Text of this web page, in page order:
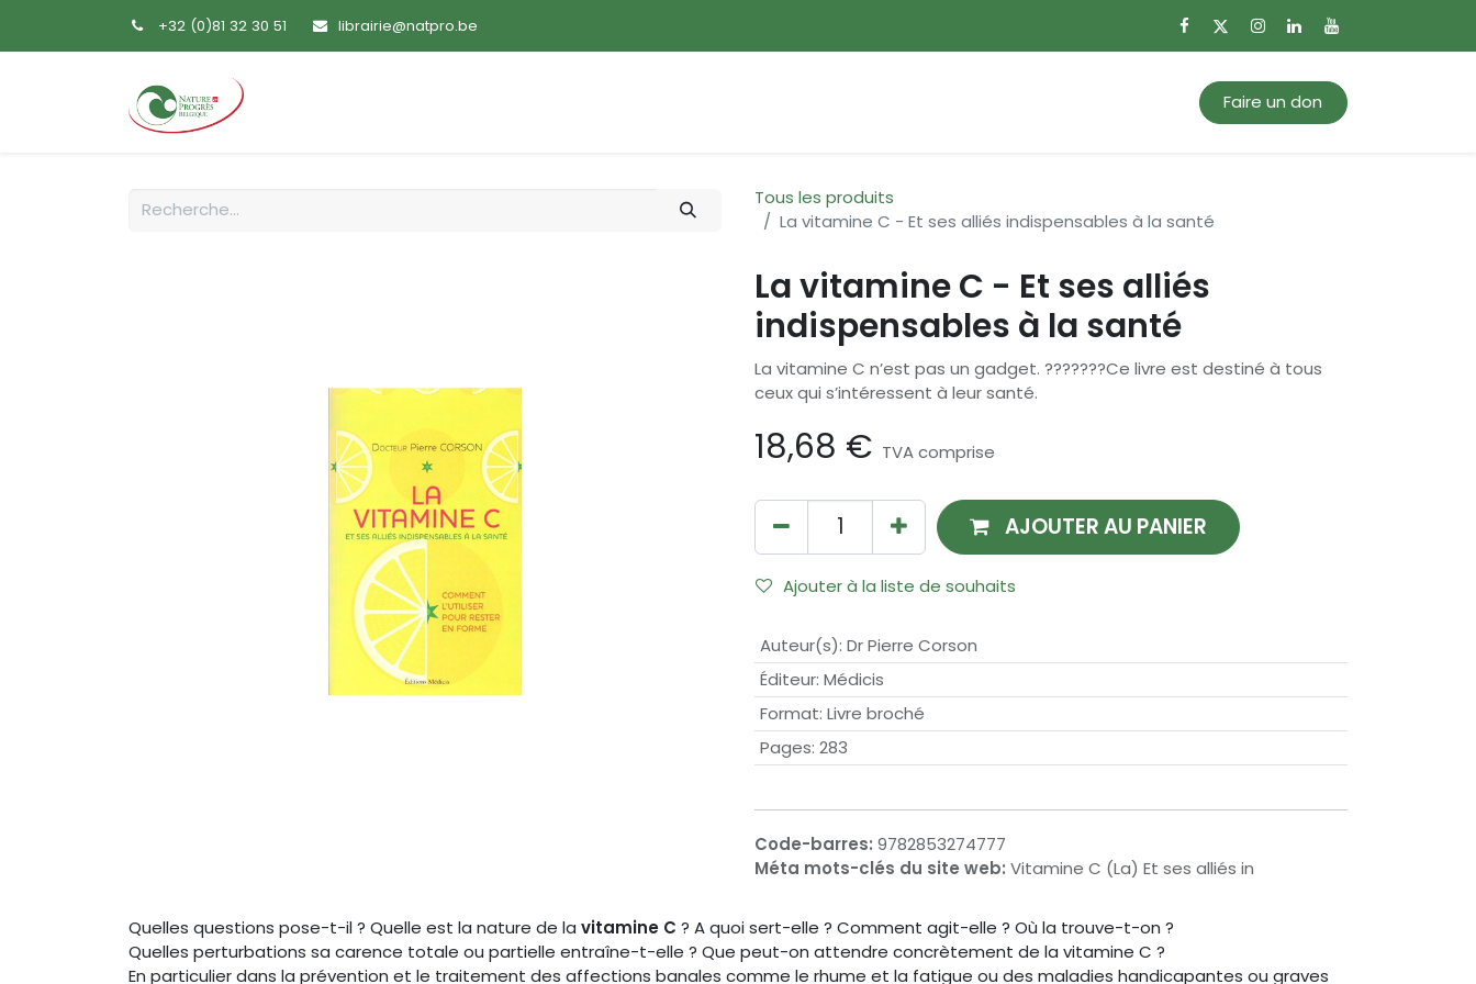
+32 (0)81 32 30 51 librairie@natpro.be
Faire un don
Tous les produits
La vitamine C - Et ses alliés indispensables à la santé
La vitamine C - Et ses alliés
indispensables à la santé
La vitamine C n’est pas un gadget. ???????Ce livre est destiné à tous
ceux qui s’intéressent à leur santé.
18,68 € TVA comprise
AJOUTER AU PANIER
Ajouter à la liste de souhaits
Auteur(s): Dr Pierre Corson
Éditeur: Médicis
Format: Livre broché
Pages: 283
Code-barres: 9782853274777
Méta mots-clés du site web: Vitamine C (La) Et ses alliés in
Quelles questions pose-t-il ? Quelle est la nature de la vitamine C ? A quoi sert-elle ? Comment agit-elle ? Où la trouve-t-on ?
Quelles perturbations sa carence totale ou partielle entraîne-t-elle ? Que peut-on attendre concrètement de la vitamine C ?
En particulier dans la prévention et le traitement des affections banales comme le rhume et la fatigue ou des maladies handicapantes ou graves